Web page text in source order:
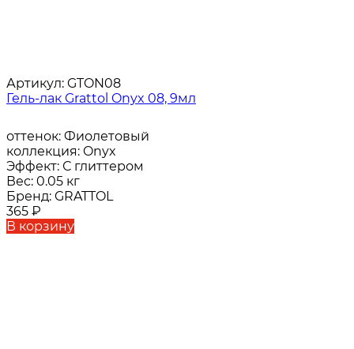
Артикул: GTON08
Гель-лак Grattol Onyx 08, 9мл
оттенок: Фиолетовый
коллекция: Onyx
Эффект: С глиттером
Вес: 0.05 кг
Бренд: GRATTOL
365 ₽
В корзину